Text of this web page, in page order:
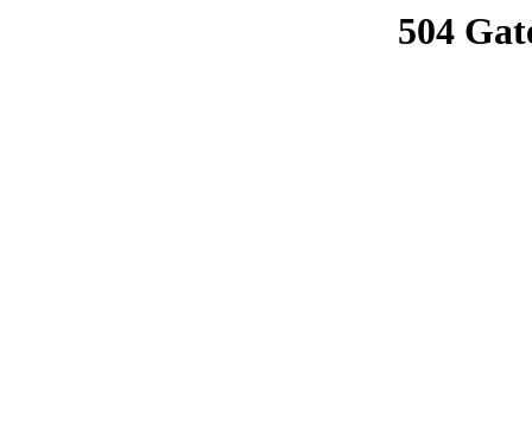
504